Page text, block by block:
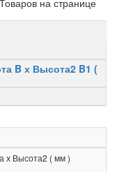
Товаров на странице
B х Высота2 B1 (
х Высота2 ( мм )